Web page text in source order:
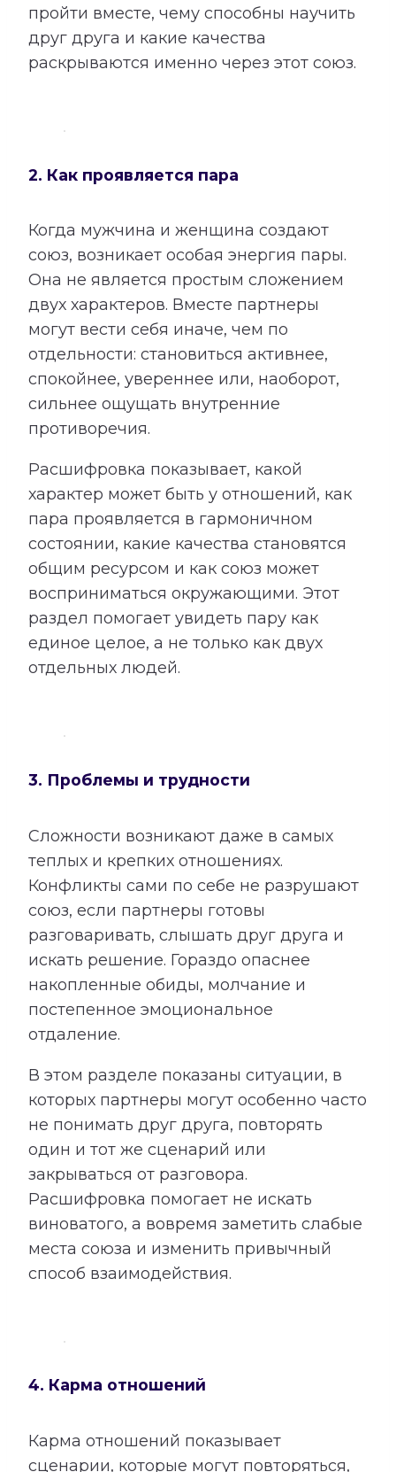
пройти вместе, чему способны научить
друг друга и какие качества
раскрываются именно через этот союз.
2. Как проявляется пара
Когда мужчина и женщина создают
союз, возникает особая энергия пары.
Она не является простым сложением
двух характеров. Вместе партнеры
могут вести себя иначе, чем по
отдельности: становиться активнее,
спокойнее, увереннее или, наоборот,
сильнее ощущать внутренние
противоречия.
Расшифровка показывает, какой
характер может быть у отношений, как
пара проявляется в гармоничном
состоянии, какие качества становятся
общим ресурсом и как союз может
восприниматься окружающими. Этот
раздел помогает увидеть пару как
единое целое, а не только как двух
отдельных людей.
3. Проблемы и трудности
Сложности возникают даже в самых
теплых и крепких отношениях.
Конфликты сами по себе не разрушают
союз, если партнеры готовы
разговаривать, слышать друг друга и
искать решение. Гораздо опаснее
накопленные обиды, молчание и
постепенное эмоциональное
отдаление.
В этом разделе показаны ситуации, в
которых партнеры могут особенно часто
не понимать друг друга, повторять
один и тот же сценарий или
закрываться от разговора.
Расшифровка помогает не искать
виноватого, а вовремя заметить слабые
места союза и изменить привычный
способ взаимодействия.
4. Карма отношений
Карма отношений показывает
сценарии, которые могут повторяться,